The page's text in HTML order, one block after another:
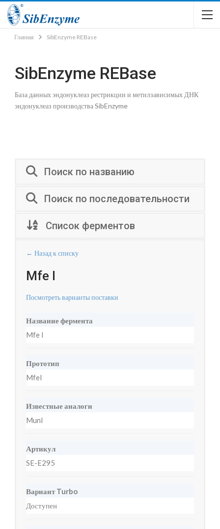
Главная SibEnzyme REBase
SibEnzyme REBase
База данных эндонуклеаз рестрикции и метилзависимых ДНК
эндонуклеаз производства SibEnzyme
Поиск по названию
Поиск по последовательности
Список ферментов
← Назад к списку
Mfe I
Посмотреть варианты поставки
Название фермента
Mfe I
Прототип
MfeI
Известные аналоги
MunI
Артикул
SE-E295
Вариант Turbo
Доступен